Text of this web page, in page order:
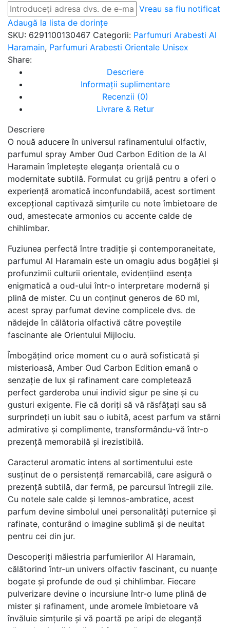
Vreau sa fiu notificat
Adaugă la lista de dorințe
SKU: 6291100130467 Categorii: Parfumuri Arabesti Al
Haramain, Parfumuri Arabesti Orientale Unisex
Share:
Descriere
Informații suplimentare
Recenzii (0)
Livrare & Retur
Descriere
O nouă aducere în universul rafinamentului olfactiv,
parfumul spray Amber Oud Carbon Edition de la Al
Haramain împletește eleganța orientală cu o
modernitate subtilă. Formulat cu grijă pentru a oferi o
experiență aromatică inconfundabilă, acest sortiment
excepțional captivază simțurile cu note îmbietoare de
oud, amestecate armonios cu accente calde de
chihlimbar.
Fuziunea perfectă între tradiție și contemporaneitate,
parfumul Al Haramain este un omagiu adus bogăției și
profunzimii culturii orientale, evidențiind esența
enigmatică a oud-ului într-o interpretare modernă și
plină de mister. Cu un conținut generos de 60 ml,
acest spray parfumat devine complicele dvs. de
nădejde în călătoria olfactivă către poveștile
fascinante ale Orientului Mijlociu.
Îmbogățind orice moment cu o aură sofisticată și
misterioasă, Amber Oud Carbon Edition emană o
senzație de lux și rafinament care completează
perfect garderoba unui individ sigur pe sine și cu
gusturi exigente. Fie că doriți să vă răsfățați sau să
surprindeți un iubit sau o iubită, acest parfum va stârni
admirative și complimente, transformându-vă într-o
prezență memorabilă și irezistibilă.
Caracterul aromatic intens al sortimentului este
susținut de o persistență remarcabilă, care asigură o
prezență subtilă, dar fermă, pe parcursul întregii zile.
Cu notele sale calde și lemnos-ambratice, acest
parfum devine simbolul unei personalități puternice și
rafinate, conturând o imagine sublimă și de neuitat
pentru cei din jur.
Descoperiți măiestria parfumierilor Al Haramain,
călătorind într-un univers olfactiv fascinant, cu nuanțe
bogate și profunde de oud și chihlimbar. Fiecare
pulverizare devine o incursiune într-o lume plină de
mister și rafinament, unde aromele îmbietoare vă
învăluie simțurile și vă poartă pe aripi de eleganță